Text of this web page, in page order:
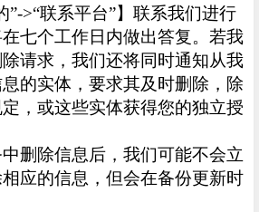
”->“联系平台”】联系我们进行
七个工作日内做出答复。若我
请求，我们还将同时通知从我
的实体，要求其及时删除，除
，或这些实体获得您的独立授
删除信息后，我们可能不会立
应的信息，但会在备份更新时